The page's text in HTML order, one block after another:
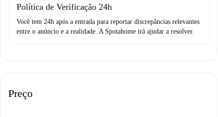
Política de Verificação 24h
Você tem 24h após a entrada para reportar discrepâncias relevantes
entre o anúncio e a realidade. A Spotahome irá ajudar a resolver.
Preço